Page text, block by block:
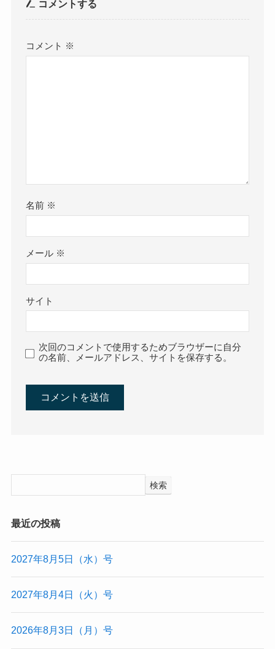
コメントする
コメント ※
名前 ※
メール ※
サイト
次回のコメントで使用するためブラウザーに自分
の名前、メールアドレス、サイトを保存する。
検索
最近の投稿
2027年8月5日（水）号
2027年8月4日（火）号
2026年8月3日（月）号